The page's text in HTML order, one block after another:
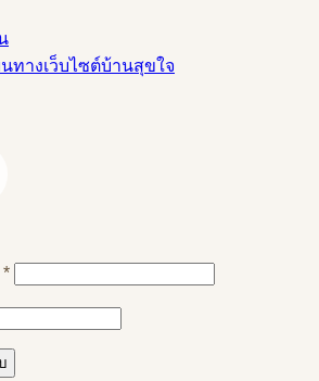
นทางเว็บไซต์บ้านสุขใจ
*ต้องการ